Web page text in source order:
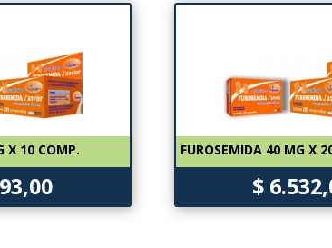
X 10 COMP. FUROSEMIDA 40 MG X
$